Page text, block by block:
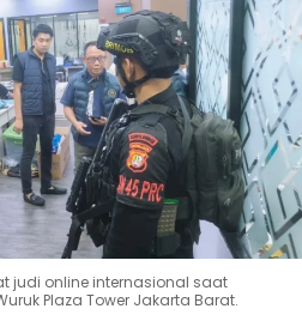
judi online internasional saat
Plaza Tower Jakarta Barat.